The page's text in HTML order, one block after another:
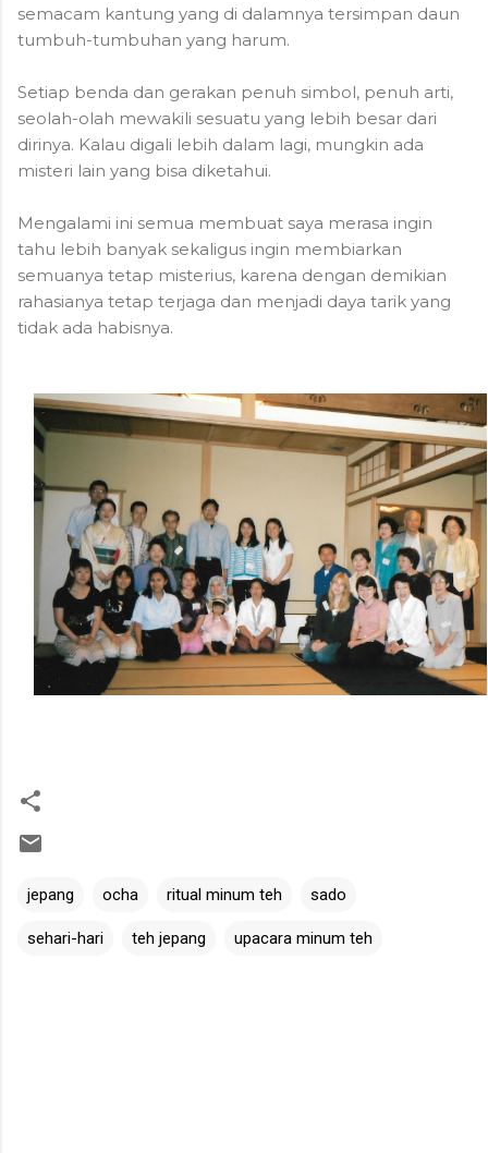
semacam kantung yang di dalamnya tersimpan daun
tumbuh-tumbuhan yang harum.
Setiap benda dan gerakan penuh simbol, penuh arti,
seolah-olah mewakili sesuatu yang lebih besar dari
dirinya. Kalau digali lebih dalam lagi, mungkin ada
misteri lain yang bisa diketahui.
Mengalami ini semua membuat saya merasa ingin
tahu lebih banyak sekaligus ingin membiarkan
semuanya tetap misterius, karena dengan demikian
rahasianya tetap terjaga dan menjadi daya tarik yang
tidak ada habisnya.
jepang ocha ritual minum teh sado
sehari-hari teh jepang upacara minum teh